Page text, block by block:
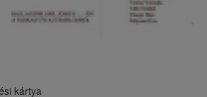
kártya